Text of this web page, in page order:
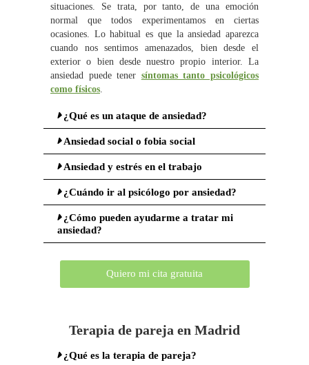
situaciones. Se trata, por tanto, de una emoción
normal que todos experimentamos en ciertas
ocasiones. Lo habitual es que la ansiedad aparezca
cuando nos sentimos amenazados, bien desde el
exterior o bien desde nuestro propio interior. La
ansiedad puede tener síntomas tanto psicológicos
como físicos
¿Qué es un ataque de ansiedad?
Ansiedad social o fobia social
Ansiedad y estrés en el trabajo
¿Cuándo ir al psicólogo por ansiedad?
¿Cómo pueden ayudarme a tratar mi
ansiedad?
Quiero mi cita gratuita
Terapia de pareja en Madrid
¿Qué es la terapia de pareja?